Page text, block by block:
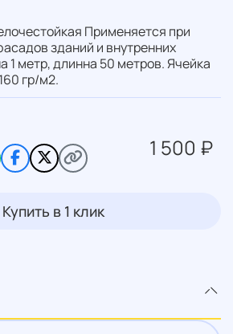
1 500 ₽
Купить в 1 клик
Применяется при
зданий и внутренних
метр, длинна 50 метров. Ячейка
гр/м2.